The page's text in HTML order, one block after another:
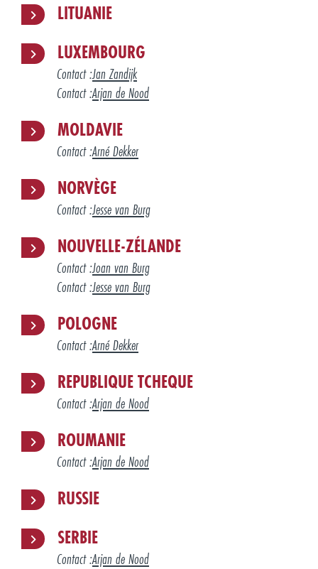
LITUANIE
LUXEMBOURG
Contact :Jan Zandijk
Contact :Arjan de Nood
MOLDAVIE
Contact :Arné Dekker
NORVÈGE
Contact :Jesse van Burg
NOUVELLE-ZÉLANDE
Contact :Joan van Burg
Contact :Jesse van Burg
POLOGNE
Contact :Arné Dekker
REPUBLIQUE TCHEQUE
Contact :Arjan de Nood
ROUMANIE
Contact :Arjan de Nood
RUSSIE
SERBIE
Contact :Arjan de Nood